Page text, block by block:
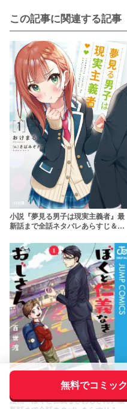
無料でコミッ
この記事に関連する記事
小説『夢見る男子は現実主義者』最
新話まで全話ネタバレあらすじ＆感
ブコメ
漫画『ぼくと仁義なきおじさん』最